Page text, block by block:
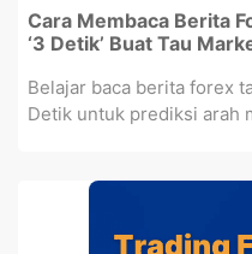
Cara Membaca Berita
‘3 Detik’ Buat Tau
Belajar baca berita forex
Detik untuk prediksi arah